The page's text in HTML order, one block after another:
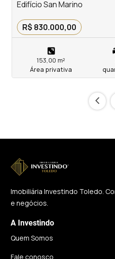
Edifício San Marino
R$ 830.000,00
153,00 m²
Área privativa
‹
Imobiliária Investindo Toledo.
e negócios.
A Investindo
Quem Somos
Fale conosco